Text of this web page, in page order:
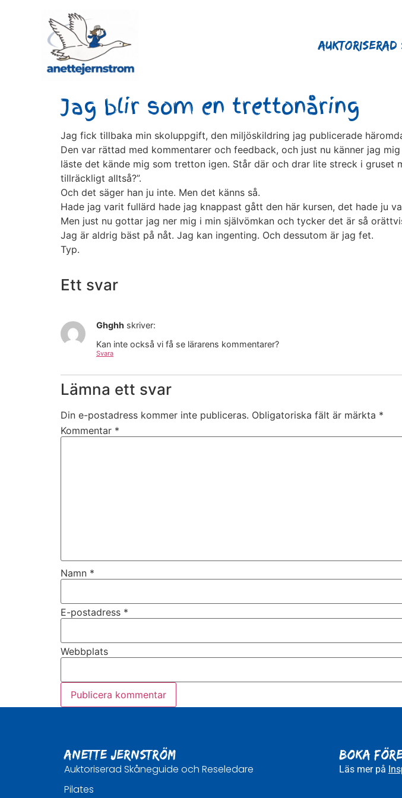
Auktoriserad
Jag blir som en trettonåring
Jag fick tillbaka min skoluppgift, den miljöskildring jag publicerade
Den var rättad med kommentarer och feedback, och just nu känner jag
läste det kände mig som tretton igen. Står där och drar lite streck i gruset
tillräckligt alltså?”.
Och det säger han ju inte. Men det känns så.
Hade jag varit fullärd hade jag knappast gått den här kursen, det hade ju
Men just nu gottar jag ner mig i min självömkan och tycker det är så
Jag är aldrig bäst på nåt. Jag kan ingenting. Och dessutom är jag fet.
Typ.
Ett svar
Ghghh skriver:
Kan inte också vi få se lärarens kommentarer?
Svara
Lämna ett svar
Din e-postadress kommer inte publiceras. Obligatoriska fält är märkta *
Kommentar *
Namn *
E-postadress *
Webbplats
Anette Jernström
Auktoriserad Skåneguide och Reseledare
Pilates
BOKA
Läs mer på